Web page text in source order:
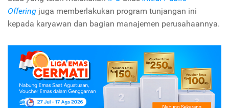
Offering juga memberlakukan program tunjangan ini
kepada karyawan dan bagian manajemen perusahaannya.